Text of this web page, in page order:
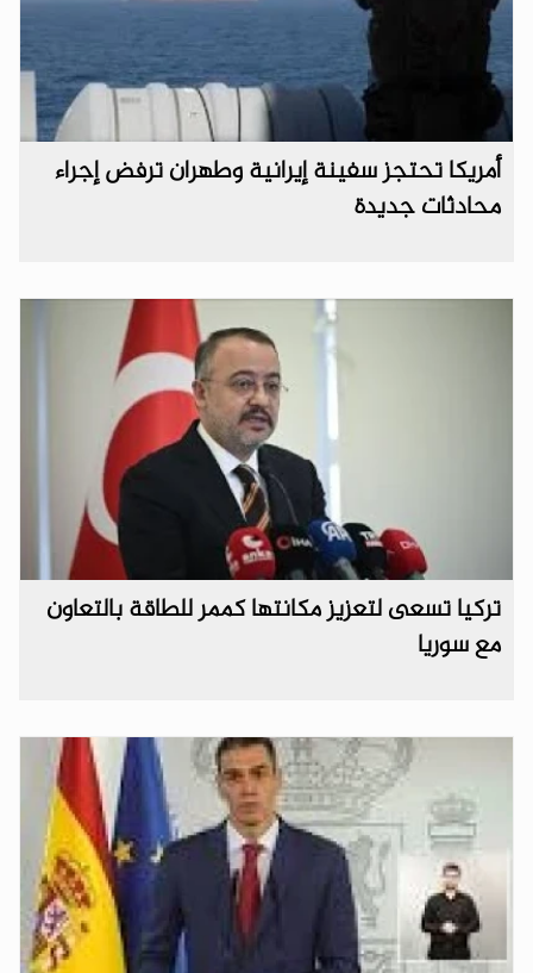
أمريكا تحتجز سفينة إيرانية وطهران ترفض إجراء
محادثات جديدة
تركيا تسعى لتعزيز مكانتها كممر للطاقة بالتعاون
مع سوريا